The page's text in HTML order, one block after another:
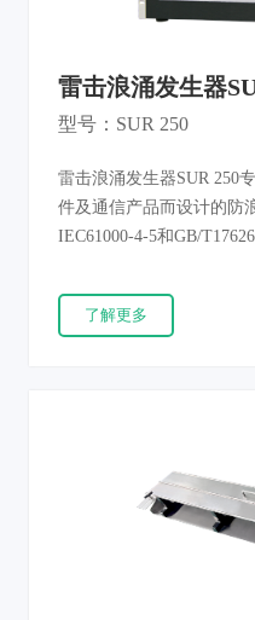
雷击浪涌发生器
型号：SUR 250
雷击浪涌发生器SUR 250
件及通信产品而设计的防
IEC61000-4-5和GB/
了解更多